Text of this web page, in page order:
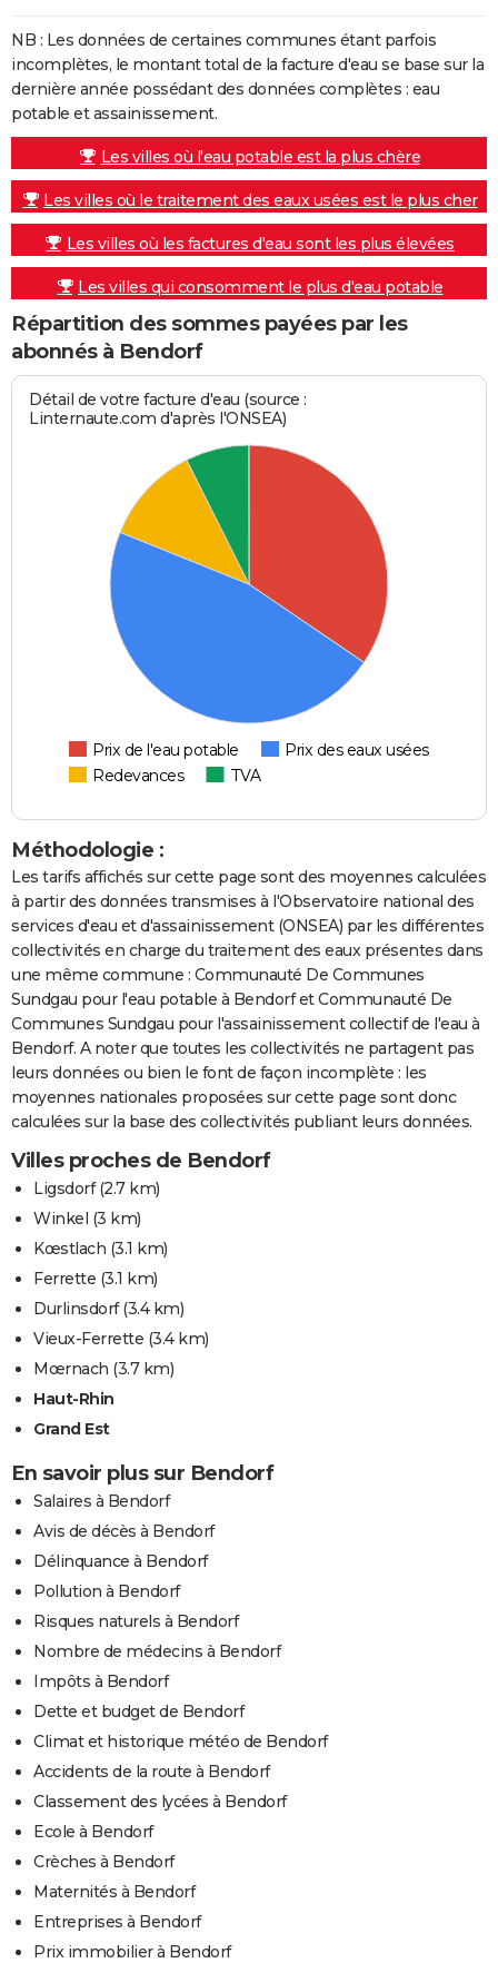
NB : Les données de certaines communes étant parfois
incomplètes, le montant total de la facture d'eau se base sur la
dernière année possédant des données complètes : eau
potable et assainissement.
Les villes où l'eau potable est la plus chère
Les villes où le traitement des eaux usées est le plus cher
Les villes où les factures d'eau sont les plus élevées
Les villes qui consomment le plus d'eau potable
Répartition des sommes payées par les
abonnés à Bendorf
Détail de votre facture d'eau (source :
Linternaute.com d'après l'ONSEA)
Prix de l'eau potable
Prix des eaux usées
Redevances
TVA
Méthodologie :
Les tarifs affichés sur cette page sont des moyennes calculées
à partir des données transmises à l'Observatoire national des
services d'eau et d'assainissement (ONSEA) par les différentes
collectivités en charge du traitement des eaux présentes dans
une même commune : Communauté De Communes
Sundgau pour l'eau potable à Bendorf et Communauté De
Communes Sundgau pour l'assainissement collectif de l'eau à
Bendorf. A noter que toutes les collectivités ne partagent pas
leurs données ou bien le font de façon incomplète : les
moyennes nationales proposées sur cette page sont donc
calculées sur la base des collectivités publiant leurs données.
Villes proches de Bendorf
Ligsdorf(2.7 km)
Winkel (3 km)
Kœstlach (3.1 km)
Ferrette (3.1 km)
Durlinsdorf(3.4 km)
Vieux-Ferrette (3.4 km)
Mœrnach (3.7 km)
Haut-Rhin
Grand Est
En savoir plus sur Bendorf
Salaires à Bendorf
Avis de décès à Bendorf
Délinquance à Bendorf
Pollution à Bendorf
Risques naturels à Bendorf
Nombre de médecins à Bendorf
Impôts à Bendorf
Dette et budget de Bendorf
Climat et historique météo de Bendorf
Accidents de la route à Bendorf
Classement des lycées à Bendorf
Ecole à Bendorf
Crèches à Bendorf
Maternités à Bendorf
Entreprises à Bendorf
Prix immobilier à Bendorf